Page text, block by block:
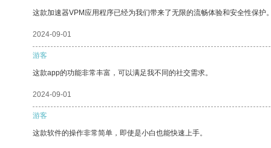
这款加速器VPM应用程序已经为我们带来了无限的流畅体验和安全性保护
2024-09-01
游客
这款app的功能非常丰富，可以满足我不同的社交需求。
2024-09-01
游客
这款软件的操作非常简单，即使是小白也能快速上手。